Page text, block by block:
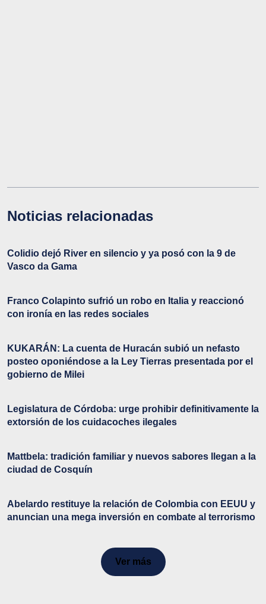
Noticias relacionadas
Colidio dejó River en silencio y ya posó con la 9 de
Vasco da Gama
Franco Colapinto sufrió un robo en Italia y reaccionó
con ironía en las redes sociales
KUKARÁN: La cuenta de Huracán subió un nefasto
posteo oponiéndose a la Ley Tierras presentada por el
gobierno de Milei
Legislatura de Córdoba: urge prohibir definitivamente la
extorsión de los cuidacoches ilegales
Mattbela: tradición familiar y nuevos sabores llegan a la
ciudad de Cosquín
Abelardo restituye la relación de Colombia con EEUU y
anuncian una mega inversión en combate al terrorismo
Ver más